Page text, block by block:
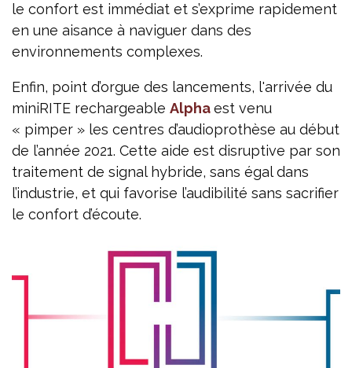
le confort est immédiat et s’exprime rapidement
en une aisance à naviguer dans des
environnements complexes.
Enfin, point d’orgue des lancements, l'arrivée du
miniRITE rechargeable Alphaest venu
« pimper » les centres d’audioprothèse au début
de l’année 2021. Cette aide est disruptive par son
traitement de signal hybride, sans égal dans
l’industrie, et qui favorise l’audibilité sans sacrifier
le confort d’écoute.